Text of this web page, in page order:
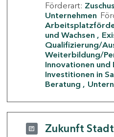
Förderart:
Unternehmen
und Wachsen
Qualifizierung/
Weiterbildung/
Innovationen
Investitionen in
Beratung
Zukunft